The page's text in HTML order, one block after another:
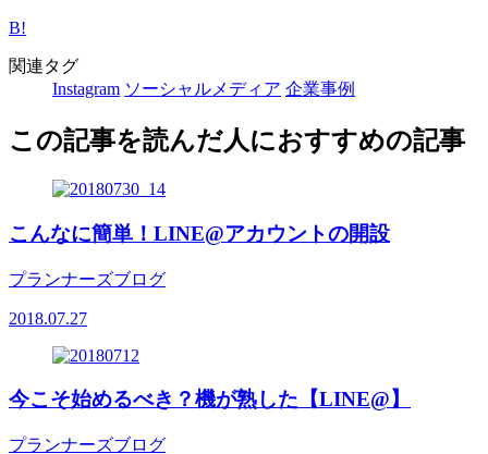
B!
関連タグ
Instagram ソーシャルメディア 企業事例
この記事を読んだ人におすすめの記事
こんなに簡単！LINE@アカウントの開設
プランナーズブログ
2018.07.27
今こそ始めるべき？機が熟した【LINE@】
プランナーズブログ